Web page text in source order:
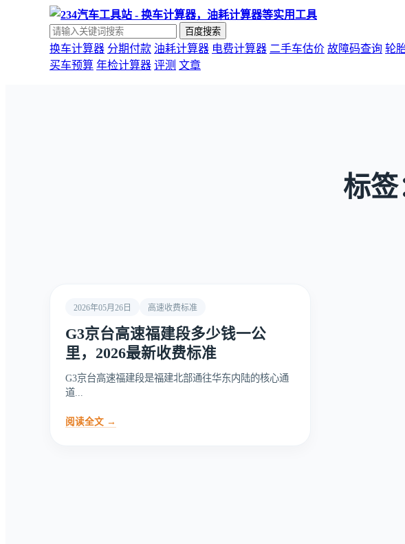
百度搜索
换车计算器 分期付款 油耗计算器 电费计算器 二手车估价 故障码查询 轮
买车预算 年检计算器 评测 文章
标签
2026年05月26日 高速收费标准
G3京台高速福建段多少钱一公
里，2026最新收费标准
G3京台高速福建段是福建北部通往华东内陆的核心通
道...
阅读全文 →